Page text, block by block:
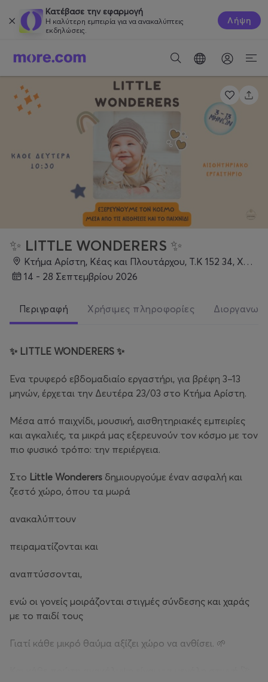
Κατέβασε την εφαρμογή
Η καλύτερη εμπειρία για να ανακαλύπτεις
εκδηλώσεις.
Λήψη
✨ LITTLE WONDERERS ✨
Κτήμα Αρίστη, Κέας και Πλουτάρχου, Τ.Κ 152 34, Χαλάνδρι
14 - 28 Σεπτεμβρίου 2026
Περιγραφή Χρήσιμες πληροφορίες
✨ LITTLE WONDERERS ✨
Ένα τρυφερό εβδομαδιαίο εργαστήρι, για βρέφη 3–13
μηνών, έρχεται την Δευτέρα 23/03 στο Κτήμα Αρίστη.
Μέσα από παιχνίδι, μουσική, αισθητηριακές εμπειρίες
και αγκαλιές, τα μικρά μας εξερευνούν τον κόσμο με τον
πιο φυσικό τρόπο: την περιέργεια.
Στο Little Wonderers δημιουργούμε έναν ασφαλή και
ζεστό χώρο, όπου τα μωρά
ανακαλύπτουν
πειραματίζονται και
αναπτύσσονται,
ενώ οι γονείς μοιράζονται στιγμές σύνδεσης και χαράς
με το παιδί τους
Γιατί κάθε μικρό θαύμα αξίζει χώρο να ανθίσει. 🌱